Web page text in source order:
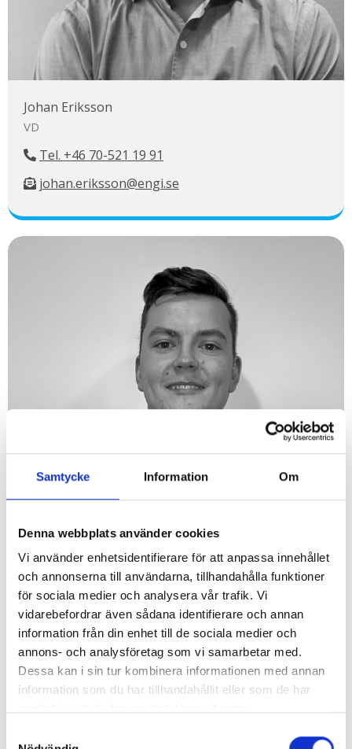
Samtycke Information Om
Denna webbplats använder cookies
Vi använder enhetsidentifierare för att anpassa innehållet
och annonserna till användarna, tillhandahålla funktioner
för sociala medier och analysera vår trafik. Vi
vidarebefordrar även sådana identifierare och annan
information från din enhet till de sociala medier och
annons- och analysföretag som vi samarbetar med.
Dessa kan i sin tur kombinera informationen med annan
information som du har tillhandahållit eller som de har
Johan Eriksson
VD
Tel. +46 70-521 19 91
johan.eriksson@engi.se
Robert Gillberg
Tel. +46 73-153 40 51
robert.gillberg@engi.se